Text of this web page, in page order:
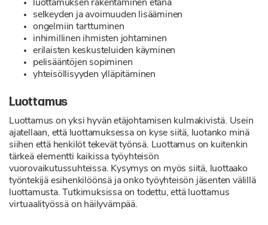
luottamuksen rakentaminen etänä
selkeyden ja avoimuuden lisääminen
ongelmiin tarttuminen
inhimillinen ihmisten johtaminen
erilaisten keskusteluiden käyminen
pelisääntöjen sopiminen
yhteisöllisyyden ylläpitäminen
Luottamus
Luottamus on yksi hyvän etäjohtamisen kulmakivistä. Usein
ajatellaan, että luottamuksessa on kyse siitä, luotanko minä
siihen että henkilöt tekevät työnsä. Luottamus on kuitenkin
tärkeä elementti kaikissa työyhteisön
vuorovaikutussuhteissa. Kysymys on myös siitä, luottaako
työntekijä esihenkilöönsä ja onko työyhteisön jäsenten välillä
luottamusta. Tutkimuksissa on todettu, että luottamus
virtuaalityössä on häilyvämpää.